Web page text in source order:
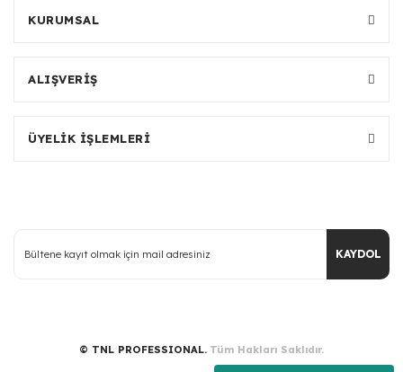
KURUMSAL
ALIŞVERİŞ
ÜYELİK İŞLEMLERİ
KAYDOL
© TNL PROFESSIONAL. Tüm Hakları Saklıdır.